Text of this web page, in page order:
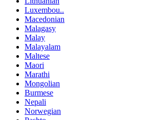
Luxembou..
Macedonian
Malagasy
Malay
Malayalam
Maltese
Maori
Marathi
Mongolian
Burmese
Nepali
Norwegian